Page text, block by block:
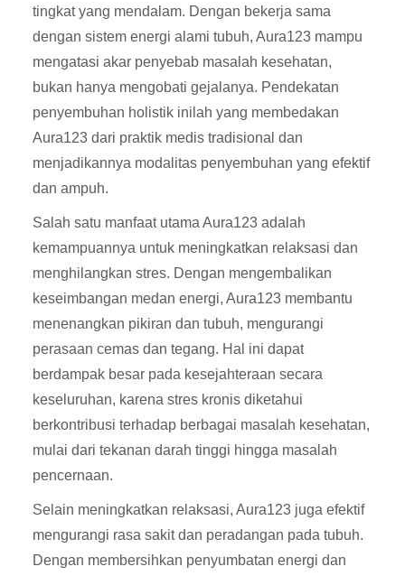
tingkat yang mendalam. Dengan bekerja sama
dengan sistem energi alami tubuh, Aura123 mampu
mengatasi akar penyebab masalah kesehatan,
bukan hanya mengobati gejalanya. Pendekatan
penyembuhan holistik inilah yang membedakan
Aura123 dari praktik medis tradisional dan
menjadikannya modalitas penyembuhan yang efektif
dan ampuh.
Salah satu manfaat utama Aura123 adalah
kemampuannya untuk meningkatkan relaksasi dan
menghilangkan stres. Dengan mengembalikan
keseimbangan medan energi, Aura123 membantu
menenangkan pikiran dan tubuh, mengurangi
perasaan cemas dan tegang. Hal ini dapat
berdampak besar pada kesejahteraan secara
keseluruhan, karena stres kronis diketahui
berkontribusi terhadap berbagai masalah kesehatan,
mulai dari tekanan darah tinggi hingga masalah
pencernaan.
Selain meningkatkan relaksasi, Aura123 juga efektif
mengurangi rasa sakit dan peradangan pada tubuh.
Dengan membersihkan penyumbatan energi dan